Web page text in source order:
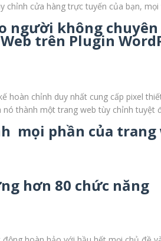
chỉnh cửa hàng trực tuyến của bạn,
người không
trên Plugin
hoàn chỉnh duy nhất cung cấp pixel
nó thành một trang web tùy chỉnh tuyệt
mọi phần của trang
hơn 80 chức năng